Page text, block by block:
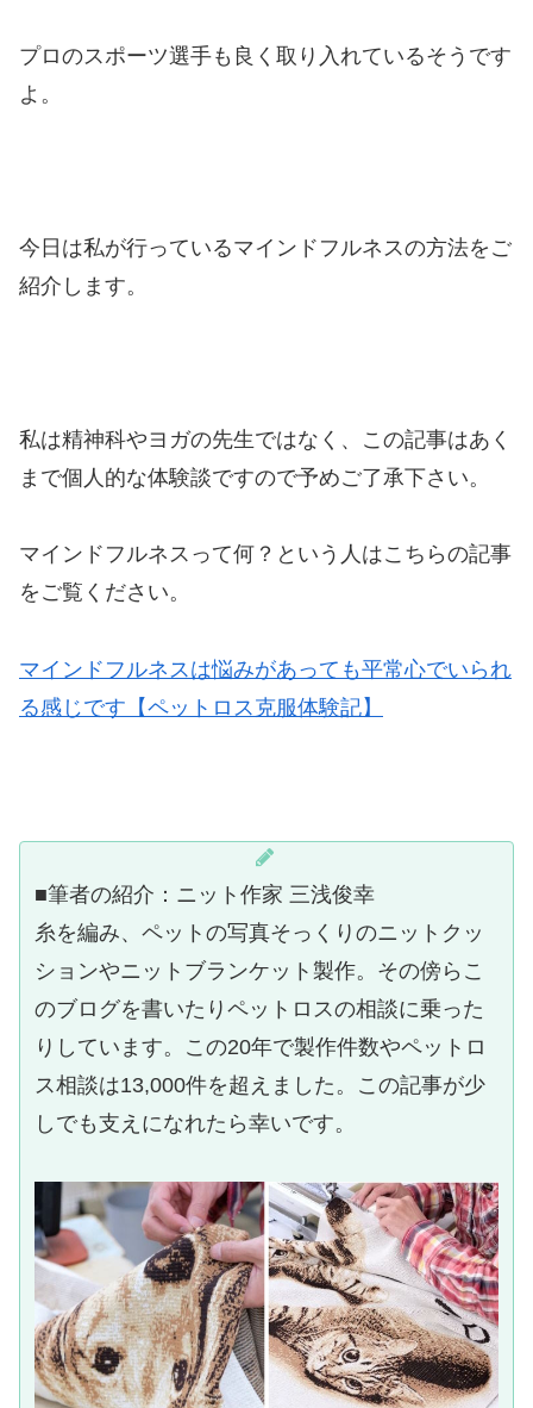
プロのスポーツ選手も良く取り入れているそうです
よ。
今日は私が行っているマインドフルネスの方法をご
紹介します。
私は精神科やヨガの先生ではなく、この記事はあく
まで個人的な体験談ですので予めご了承下さい。
マインドフルネスって何？という人はこちらの記事
をご覧ください。
マインドフルネスは悩みがあっても平常心でいられ
る感じです【ペットロス克服体験記】
■筆者の紹介：ニット作家 三浅俊幸
糸を編み、ペットの写真そっくりのニットクッ
ションやニットブランケット製作。その傍らこ
のブログを書いたりペットロスの相談に乗った
りしています。この20年で製作件数やペットロ
ス相談は13,000件を超えました。この記事が少
しでも支えになれたら幸いです。